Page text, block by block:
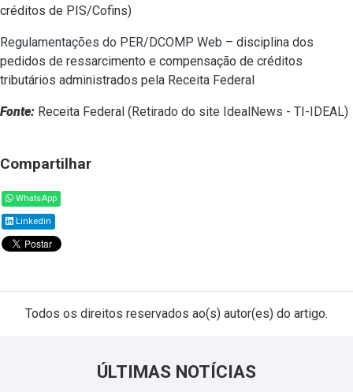
créditos de PIS/Cofins)
Regulamentações do PER/DCOMP Web – disciplina dos
pedidos de ressarcimento e compensação de créditos
tributários administrados pela Receita Federal
Fonte: Receita Federal (Retirado do site IdealNews - TI-IDEAL)
Compartilhar
WhatsApp
Linkedin
Todos os direitos reservados ao(s) autor(es) do artigo.
ÚLTIMAS NOTÍCIAS